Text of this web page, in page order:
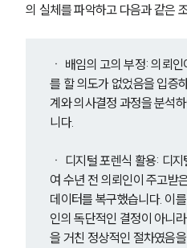
그룹
대륜
오시
글로벌 파
고객의
통합
AI
의 실체를 파악하고 다음과 같은
ㆍ 배임의 고의 부정: 의뢰
를 할 의도가 없었음을 입증
계와 의사결정 과정을 분석
니다.
ㆍ 디지털 포렌식 활용: 디
여 수년 전 의뢰인이 주고받
데이터를 복구했습니다. 이
인의 독단적인 결정이 아니
을 거친 정상적인 절차였음